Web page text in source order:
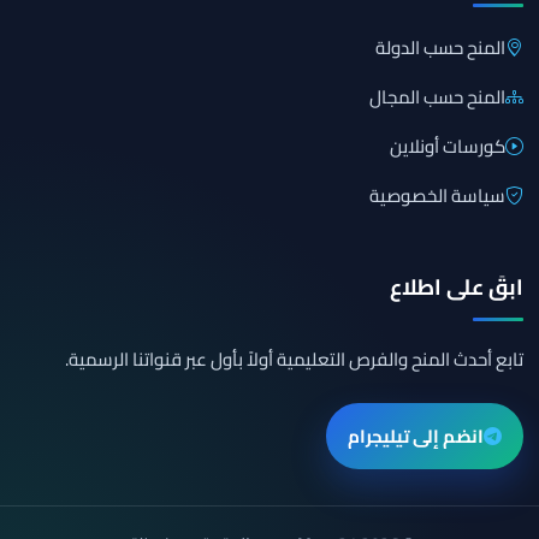
المنح حسب الدولة
المنح حسب المجال
كورسات أونلاين
سياسة الخصوصية
ابقَ على اطلاع
تابع أحدث المنح والفرص التعليمية أولاً بأول عبر قنواتنا الرسمية.
انضم إلى تيليجرام